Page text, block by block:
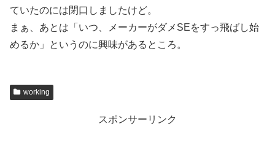
ていたのには閉口しましたけど。
まぁ、あとは「いつ、メーカーがダメSEをすっ飛ばし始
めるか」というのに興味があるところ。
working
スポンサーリンク